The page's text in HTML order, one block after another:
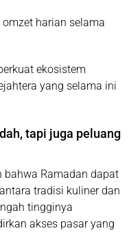
harian selama
ekosistem
yang selama ini
tapi juga peluang
bahwa Ramadan dapat
tradisi kuliner dan
tingginya
akses pasar yang